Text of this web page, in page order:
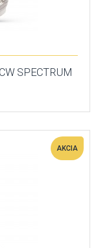
SPECTRUM
AKCIA